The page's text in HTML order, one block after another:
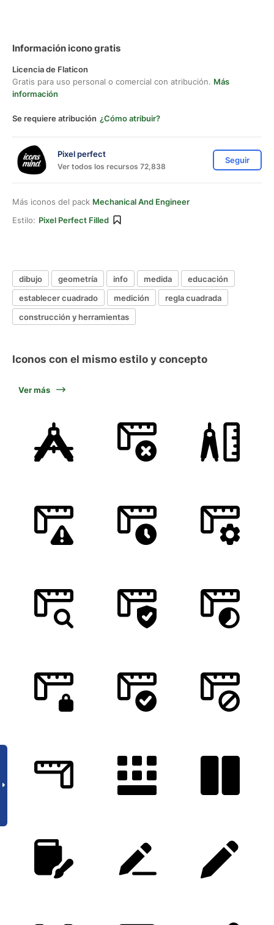
Información icono gratis
Licencia de Flaticon
Gratis para uso personal o comercial con atribución. Más
información
Se requiere atribución ¿Cómo atribuir?
Pixel perfect
Ver todos los recursos 72,838
Seguir
Más iconos del pack Mechanical And Engineer
Estilo: Pixel Perfect Filled
dibujo geometría info medida
educación
establecer cuadrado
medición
regla cuadrada
construcción y herramientas
Iconos con el mismo estilo y concepto
Ver más